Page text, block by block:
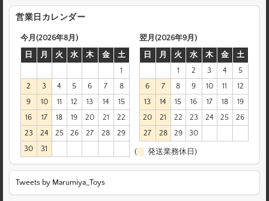
営業日カレンダー
今月(2026年8月)
日
月 火 水 木 金
土
1
2
3 4 5 6 7
8
9
10 11 12 13 14
15
16
17 18 19 20 21
22
23
24 25 26 27 28
29
30
31
翌月(2026年9月)
日
月 火 水 木 金
土
1
2 3 4
5
6
7 8 9 10 11
12
13
14 15 16 17 18
19
20
21 22 23 24 25
26
27
28 29 30
( 発送業務休日)
Tweets by Marumiya_Toys